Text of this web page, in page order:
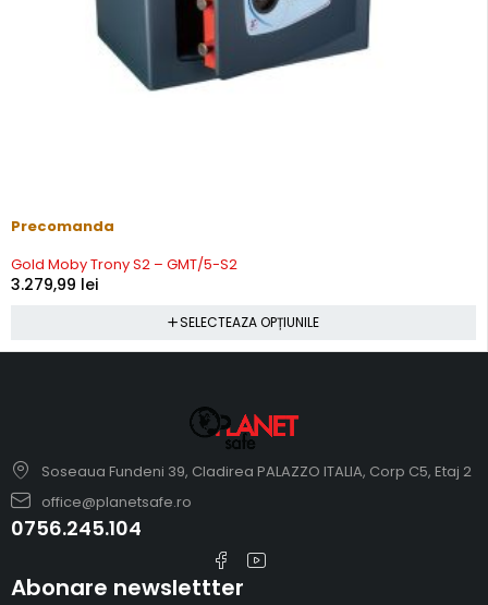
Precomanda
Gold Moby Trony S2 – GMT/5-S2
3.279,99 lei
SELECTEAZA OPȚIUNILE
Soseaua Fundeni 39, Cladirea PALAZZO ITALIA, Corp C5, Etaj 2
office@planetsafe.ro
0756.245.104
Abonare newslettter